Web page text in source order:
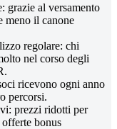
grazie al versamento
meno il canone
regolare: chi
nel corso degli
ricevono ogni anno
percorsi.
prezzi ridotti per
bonus